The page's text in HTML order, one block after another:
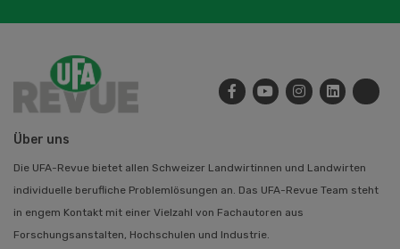
Über uns
Die UFA-Revue bietet allen Schweizer Landwirtinnen und Landwirten
individuelle berufliche Problemlösungen an. Das UFA-Revue Team steht
in engem Kontakt mit einer Vielzahl von Fachautoren aus
Forschungsanstalten, Hochschulen und Industrie.